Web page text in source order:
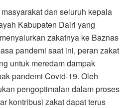
dan seluruh kepala
Kabupaten Dairi yang
zakatnya ke Baznas
pandemi saat ini, peran zakat
untuk meredam dampak
pandemi Covid-19. Oleh
pengoptimalan dalam proses
kontribusi zakat dapat terus